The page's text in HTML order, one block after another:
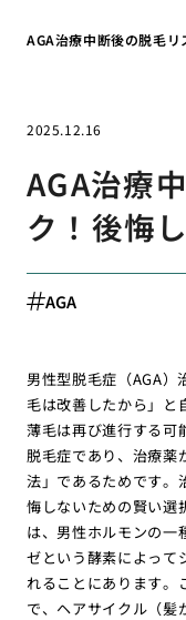
AGA治療中断後の脱毛
2025.12.16
AGA治療
ク！後悔
AGA
男性型脱毛症（AGA
毛は改善したから」と
薄毛は再び進行する可
脱毛症であり、治療薬
法」であるためです。
悔しないための賢い選
は、男性ホルモンの一
ゼという酵素によって
れることにあります。
で、ヘアサイクル（髪